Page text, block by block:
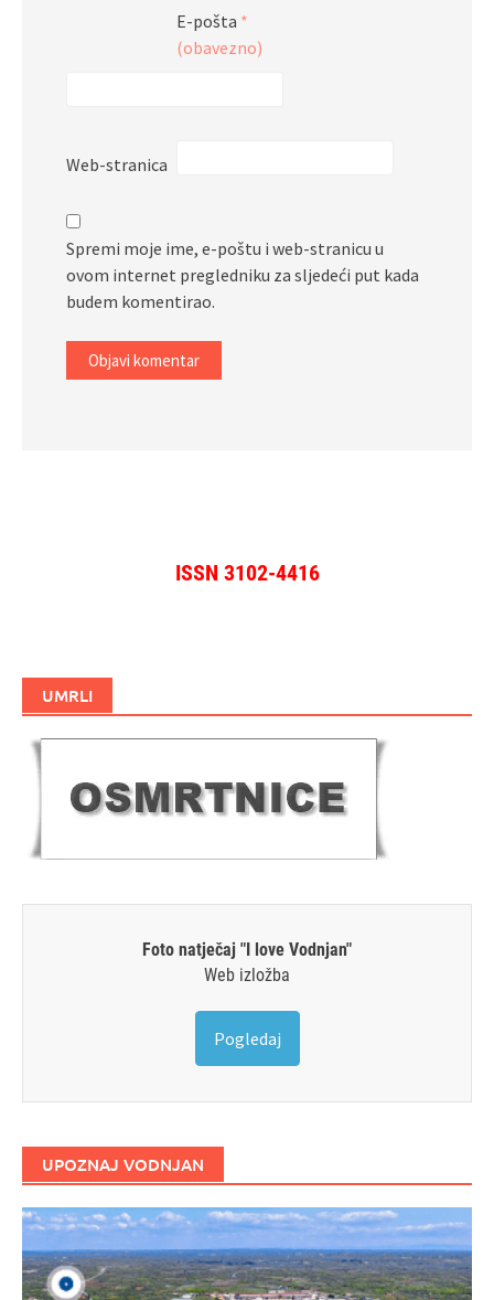
E-pošta *
(obavezno)
Web-stranica
Spremi moje ime, e-poštu i web-stranicu u
ovom internet pregledniku za sljedeći put kada
budem komentirao.
ISSN 3102-4416
UMRLI
Foto natječaj "I love Vodnjan"
Web izložba
Pogledaj
UPOZNAJ VODNJAN